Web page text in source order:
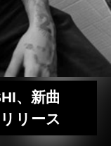
、新曲
リース